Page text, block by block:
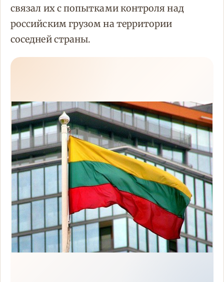
связал их с попытками контроля над
российским грузом на территории
соседней страны.